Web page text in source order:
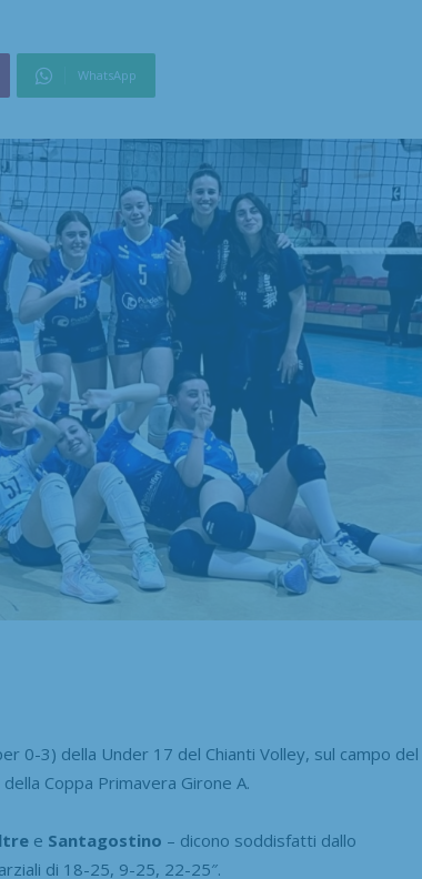
WhatsApp
0-3) della Under 17 del Chianti Volley, sul campo del
Coppa Primavera Girone A.
e Santagostino – dicono soddisfatti dallo
di 18-25, 9-25, 22-25″.